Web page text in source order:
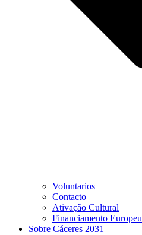
Voluntarios
Contacto
Ativação Cultural
Financiamento Europeu
Sobre Cáceres 2031